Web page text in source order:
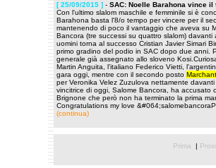
[ 25/09/2015 ] - SAC: Noelle Barahona vince il
Con l'ultimo slalom maschile e femminile si è
Barahona basta l'8/o tempo per vincere per il
mantenendo di poco il vantaggio che aveva su
Bancora (tre successi su quattro slalom)
uomini torna al successo Cristian Javier Simari
primo gradino del podio in SAC dopo due anni.
generale già assegnato allo sloveno
Martin Anguita, l'italiano Federico Vietti,
gara oggi, mentre con il secondo posto Marchant
per Veronika Velez Zuzulova nettamente
vincitrice di oggi, Salome Bancora, ha accusato
Brignone che però non ha terminato la prima
Congratulations my love
(continua)
Prima |